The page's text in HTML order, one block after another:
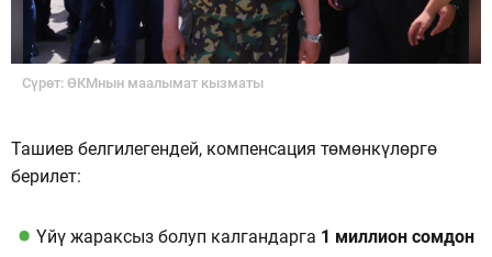
Сүрөт: ӨКМнын маалымат кызматы
Ташиев белгилегендей, компенсация төмөнкүлөргө
берилет:
Үйү жараксыз болуп калгандарга 1 миллион сомдон